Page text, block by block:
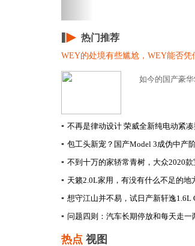
热门推荐
WEY的处境有些尴尬，WEY能否凭
如今的国产豪
▪ 不再是律动设计 荣威全新纯电动紧
▪ 包工头新宠？国产Model 3成伪中产
▪ 不到十万的家轿常青树，大众2020款
▪ 天籁2.0L家用，有没有什么不足的地
▪ 想守江山并不易，试日产新轩逸1.6L
▪ 问题四则：汽车长期停放和每天走一
热点 视图